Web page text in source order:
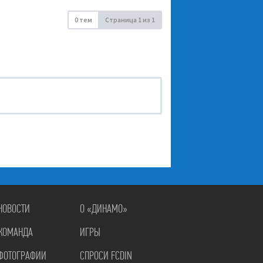
0 тем Страница 1из 1
О «ДИНАМО»
ИГРЫ
СПРОСИ FCDIN